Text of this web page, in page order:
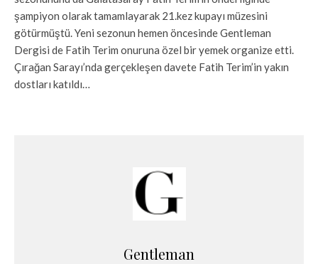
şampiyon olarak tamamlayarak 21.kez kupayı müzesini
götürmüştü. Yeni sezonun hemen öncesinde Gentleman
Dergisi de Fatih Terim onuruna özel bir yemek organize etti.
Çırağan Sarayı’nda gerçekleşen davete Fatih Terim’in yakın
dostları katıldı…
Gentleman